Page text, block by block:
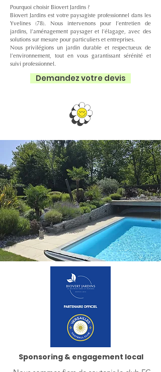
Pourquoi choisir Biovert Jardins ?
Biovert Jardins est votre paysagiste professionnel dans les
Yvelines (78). Nous intervenons pour l’entretien de
jardins, l’aménagement paysager et l’élagage, avec des
solutions sur mesure pour particuliers et entreprises.
Nous privilégions un jardin durable et respectueux de
l’environnement, tout en vous garantissant sérénité et
suivi professionnel.
Demandez votre devis
Sponsoring & engagement local